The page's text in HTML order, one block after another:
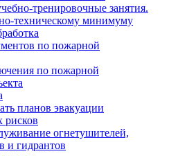
тренировочные занятия.
техническому минимуму
по пожарной
по пожарной
планов эвакуации
рисков
огнетушителей,
и гидрантов